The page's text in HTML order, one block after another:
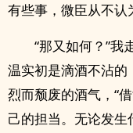
有些事，微臣从不认
“那又如何？”我
温实初是滴酒不沾
烈而颓废的酒气，“
己的担当。无论发